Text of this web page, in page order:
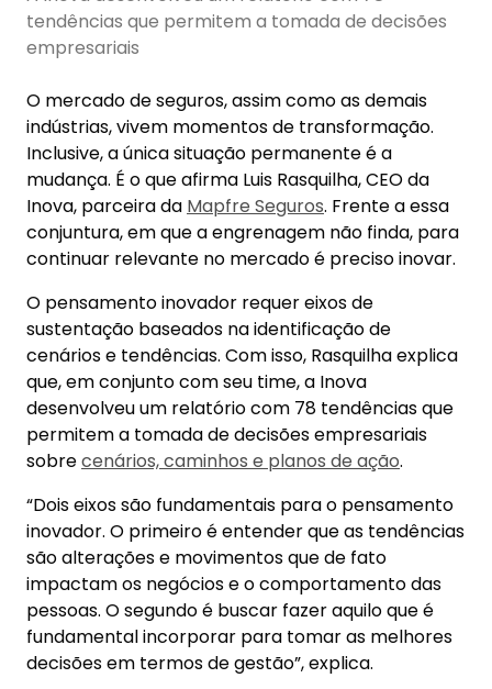
tendências que permitem a tomada de decisões
empresariais
O mercado de seguros, assim como as demais
indústrias, vivem momentos de transformação.
Inclusive, a única situação permanente é a
mudança. É o que afirma Luis Rasquilha, CEO da
Inova, parceira da Mapfre Seguros. Frente a essa
conjuntura, em que a engrenagem não finda, para
continuar relevante no mercado é preciso inovar.
O pensamento inovador requer eixos de
sustentação baseados na identificação de
cenários e tendências. Com isso, Rasquilha explica
que, em conjunto com seu time, a Inova
desenvolveu um relatório com 78 tendências que
permitem a tomada de decisões empresariais
sobrecenários, caminhos e planos de ação.
“Dois eixos são fundamentais para o pensamento
inovador. O primeiro é entender que as tendências
são alterações e movimentos que de fato
impactam os negócios e o comportamento das
pessoas. O segundo é buscar fazer aquilo que é
fundamental incorporar para tomar as melhores
decisões em termos de gestão”, explica.